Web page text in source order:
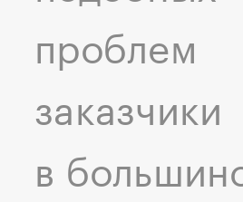
проблем
заказчики
в